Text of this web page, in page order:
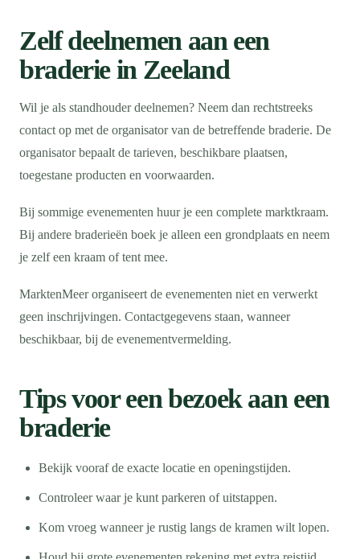
Zelf deelnemen aan een
braderie in Zeeland
Wil je als standhouder deelnemen? Neem dan rechtstreeks
contact op met de organisator van de betreffende braderie. De
organisator bepaalt de tarieven, beschikbare plaatsen,
toegestane producten en voorwaarden.
Bij sommige evenementen huur je een complete marktkraam.
Bij andere braderieën boek je alleen een grondplaats en neem
je zelf een kraam of tent mee.
MarktenMeer organiseert de evenementen niet en verwerkt
geen inschrijvingen. Contactgegevens staan, wanneer
beschikbaar, bij de evenementvermelding.
Tips voor een bezoek aan een
braderie
Bekijk vooraf de exacte locatie en openingstijden.
Controleer waar je kunt parkeren of uitstappen.
Kom vroeg wanneer je rustig langs de kramen wilt lopen.